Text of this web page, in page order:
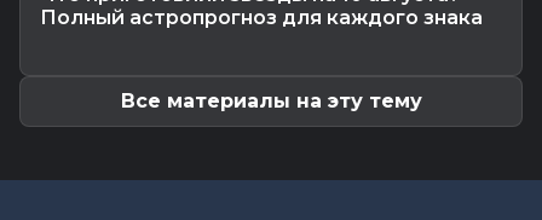
От автолавок до цен на продукты: Лукашенко
Полный астропрогноз для каждого знака
Все материалы на эту тему